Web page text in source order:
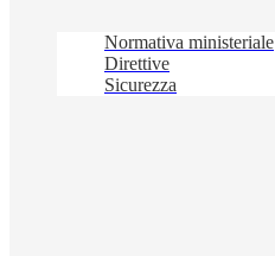
Normativa ministeriale
Direttive
Sicurezza